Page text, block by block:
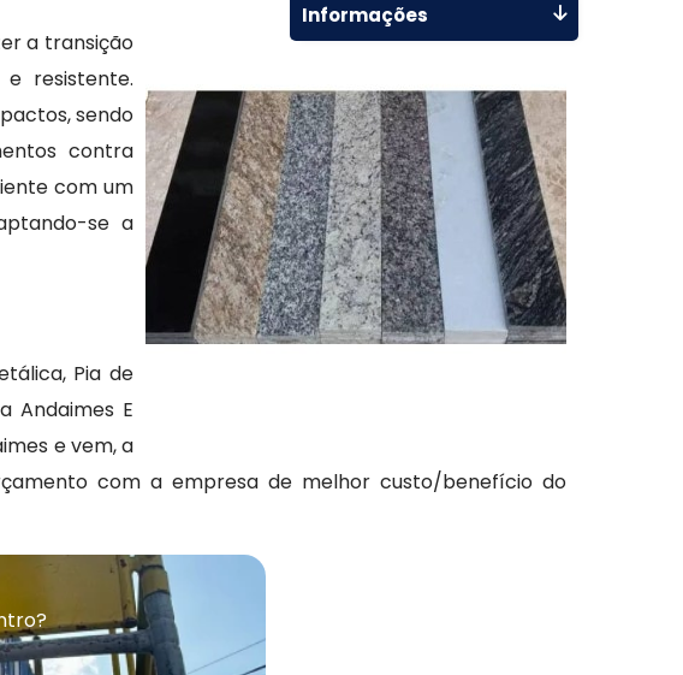
a transição
resistente.
sendo
contra
com um
se a
Pia de
Andaimes E
e vem, a
com a empresa de melhor custo/benefício do
Informações